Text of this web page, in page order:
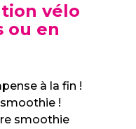
vélo
ou en
à la fin !
!
smoothie